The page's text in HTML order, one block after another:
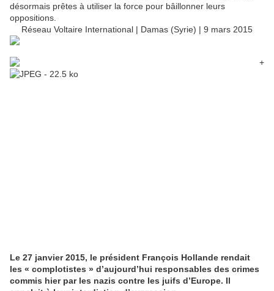
désormais prêtes à utiliser la force pour bâillonner leurs
oppositions.
Réseau Voltaire International | Damas (Syrie) | 9 mars 2015
Le 27 janvier 2015, le président François Hollande rendait
les « complotistes » d’aujourd’hui responsables des crimes
commis hier par les nazis contre les juifs d’Europe. Il